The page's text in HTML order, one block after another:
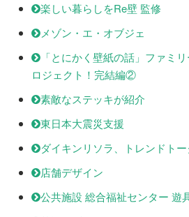
楽しい暮らしをRe壁 監修
メゾン・エ・オブジェ
「とにかく壁紙の話」ファミ
ロジェクト！完結編②
素敵なステッキが紹介
東日本大震災支援
ダイキンリソラ、トレンドトー
店舗デザイン
公共施設 総合福祉センター 遊